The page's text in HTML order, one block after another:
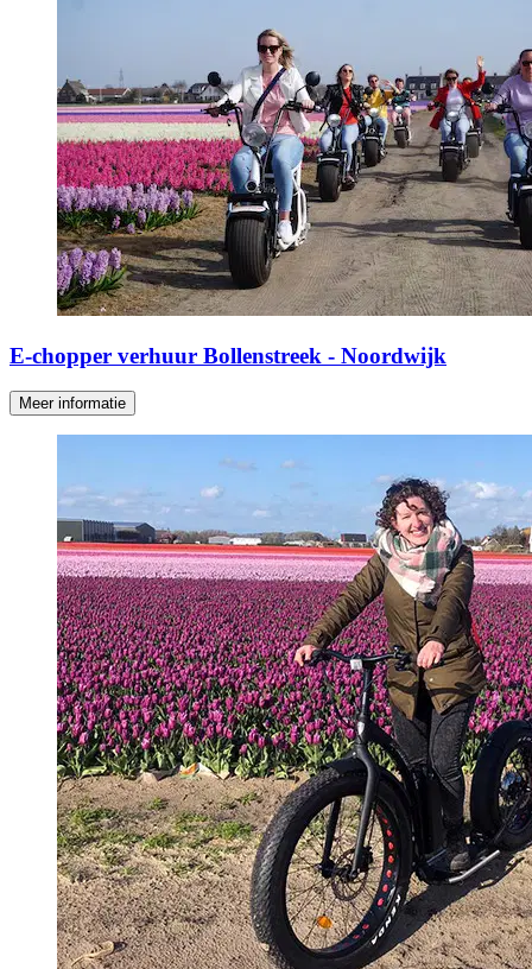
E-chopper verhuur Bollenstreek - Noordwijk
Meer informatie